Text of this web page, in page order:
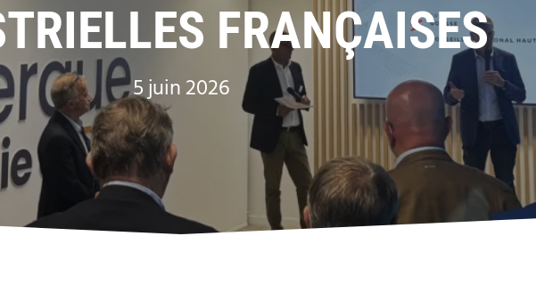
FRANÇAISES
5 juin 2026